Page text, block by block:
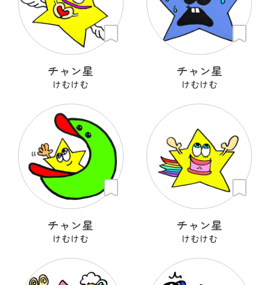
チャン星
けむけむ
チャン星
けむけむ
チャン星
けむけむ
チャン星
けむけむ